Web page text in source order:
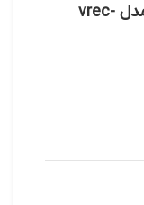
دوربین ثبت وقایع خودرو پایونیر مدل vrec-